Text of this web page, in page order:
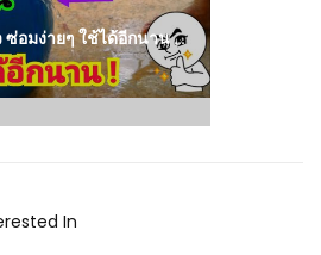
(คลิป) ถังรั่ว ซ่อมง่ายๆ ใช้ได้อีกนาน How to fix a leaky tank : วีดีโอ เกษตร
In